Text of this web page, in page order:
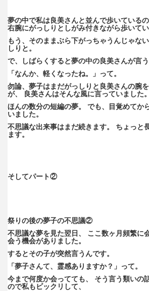
夢の中で私は良美さんと並んで歩いている
右腕にがっしりとしがみ付きながら歩いてい
もう、そのままぶら下がっちゃうんじゃな
しりと。
で、しばらくすると夢の中の良美さんが言う
「なんか、軽くなったね。」って。
勿論、夢子はまだがっしりと良美さんの腕
が、 良美さんはそんな風に言っていました。
ほんの数分の短編の夢。 でも、目覚めてか
いました。
不思議な出来事はまだ続きます。 ちょっと
ます。
そしてパート②
祭りの後の夢子の不思議②
不思議な夢を見た翌日、 ここ数ヶ月頻繁に
会う機会がありました。
するとその子が突然言うんです。
「夢子さんて、霊感ありますか？」って。
今まで何度か会ってても、 そう言う類いの
ので私もビックリして、